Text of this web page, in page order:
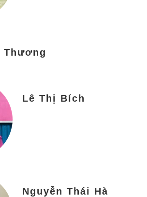
Thương
Lê Thị Bích
Nguyễn Thái Hà